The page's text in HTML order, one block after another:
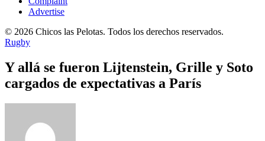
Advertise
© 2026 Chicos las Pelotas. Todos los derechos reservados.
Rugby
Y allá se fueron Lijtenstein, Grille y Soto
cargados de expectativas a París